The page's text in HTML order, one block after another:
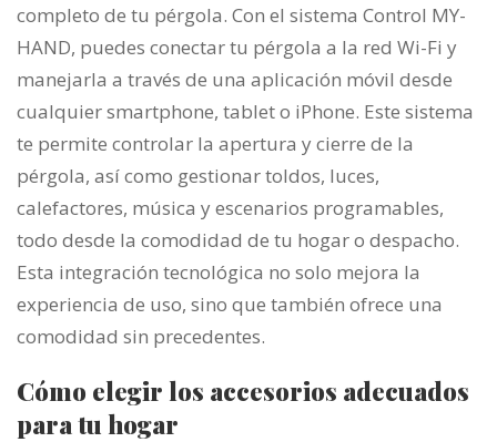
completo de tu pérgola. Con el sistema Control MY-
HAND, puedes conectar tu pérgola a la red Wi-Fi y
manejarla a través de una aplicación móvil desde
cualquier smartphone, tablet o iPhone. Este sistema
te permite controlar la apertura y cierre de la
pérgola, así como gestionar toldos, luces,
calefactores, música y escenarios programables,
todo desde la comodidad de tu hogar o despacho.
Esta integración tecnológica no solo mejora la
experiencia de uso, sino que también ofrece una
comodidad sin precedentes.
Cómo elegir los accesorios adecuados
para tu hogar